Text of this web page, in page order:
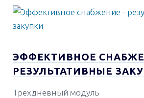
ЭФФЕКТИВНОЕ
РЕЗУЛЬТАТИВНЫЕ
Трехдневный модуль